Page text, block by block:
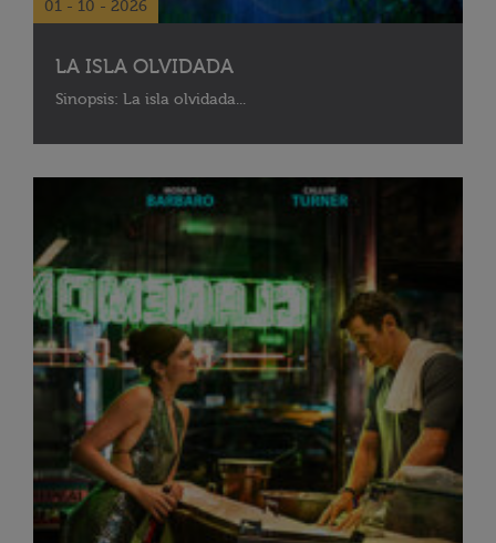
01 - 10 - 2026
LA ISLA OLVIDADA
Sinopsis: La isla olvidada...